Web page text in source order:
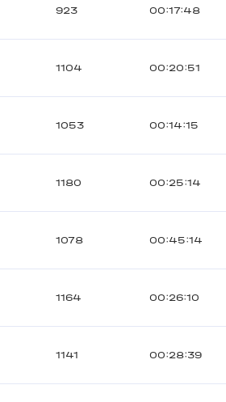
923 00:17:48
1104 00:20:51
1053 00:14:15
1180 00:25:14
1078 00:45:14
1164 00:26:10
1141 00:28:39